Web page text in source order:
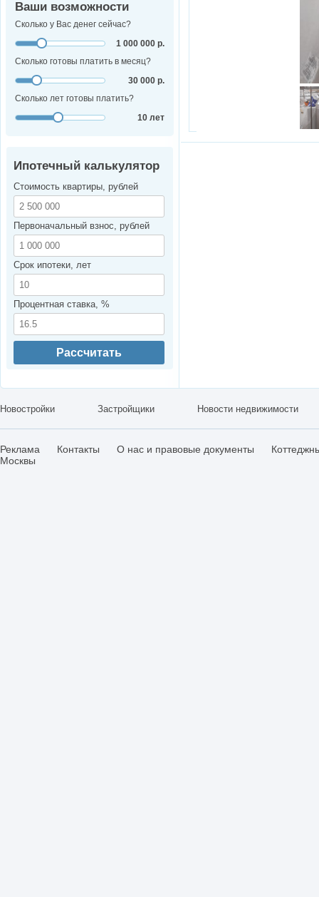
Ваши возможности
Сколько у Вас денег сейчас?
1 000 000 р.
Сколько готовы платить в месяц?
30 000 р.
Сколько лет готовы платить?
10 лет
Ипотечный калькулятор
Стоимость квартиры, рублей
Первоначальный взнос, рублей
Срок ипотеки, лет
Процентная ставка, %
Рассчитать
Новостройки Застройщики Новости недвижимости
Реклама Контакты О нас и правовые документы
Москвы